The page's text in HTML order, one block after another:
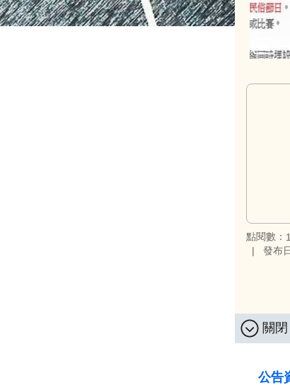
點閱數：
發布
關閉
公告